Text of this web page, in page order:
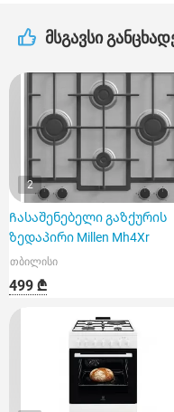
მსგავსი
2
Ჩასაშენებელი გაზქურის
ზედაპირი Millen Mh4Xr
თბილისი
499 ₾